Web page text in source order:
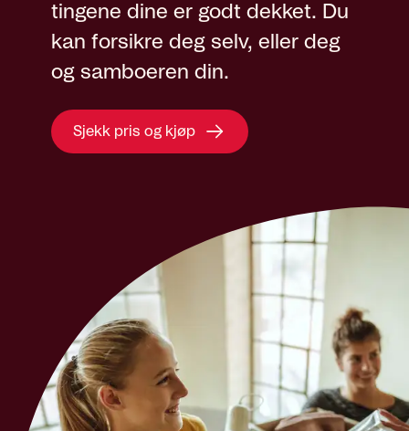
tingene dine er godt dekket. Du
kan forsikre deg selv, eller deg
og samboeren din.
Sjekk pris og kjøp